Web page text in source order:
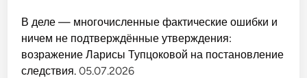
В деле — многочисленные фактические ошибки и
ничем не подтверждённые утверждения:
возражение Ларисы Тупцоковой на постановление
следствия. 05.07.2026